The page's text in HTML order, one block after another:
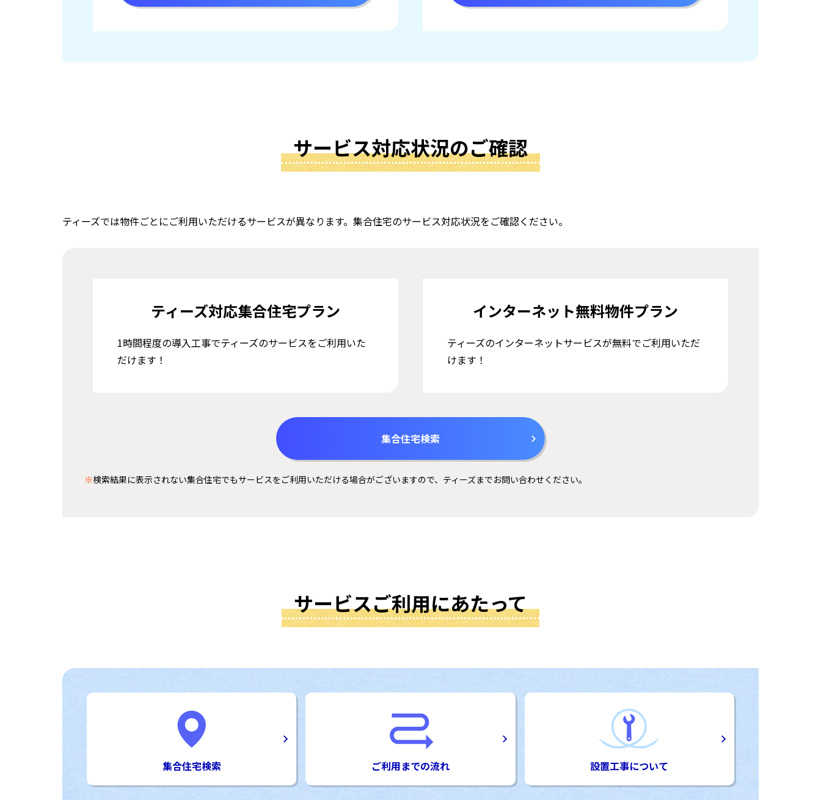
サービス対応状況のご確認
ティーズでは物件ごとにご利用いただけるサービスが異なります。集合住宅のサービス対応状況をご確認ください。
ティーズ対応集合住宅プラン
1時間程度の導入工事でティーズのサービスをご利用いた
だけます！
インターネット無料物件プラン
ティーズのインターネットサービスが無料でご利用いただ
けます！
集合住宅検索
※検索結果に表示されない集合住宅でもサービスをご利用いただける場合がございますので、ティーズまでお問い合わせください。
サービスご利用にあたって
集合住宅検索 ご利用までの流れ 設置工事について